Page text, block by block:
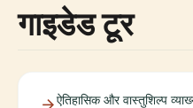
गाइडेड टूर
ऐतिहासिक और वास्तुशिल्प